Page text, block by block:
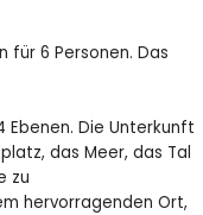
für 6 Personen. Das
Die Unterkunft
das Meer, das Tal
zu
hervorragenden Ort,